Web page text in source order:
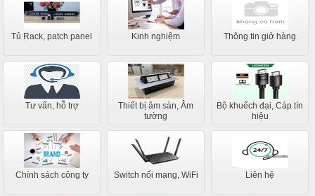
Tủ Rack, patch panel Kinh nghiệm Thông tin giở hàng
Tư vấn, hỗ trợ
Thiết bị âm sàn, Âm
tường
Bộ khuếch đại, Cáp tín
hiệu
Chính sách công ty Switch nối mạng, WiFi Liên hệ